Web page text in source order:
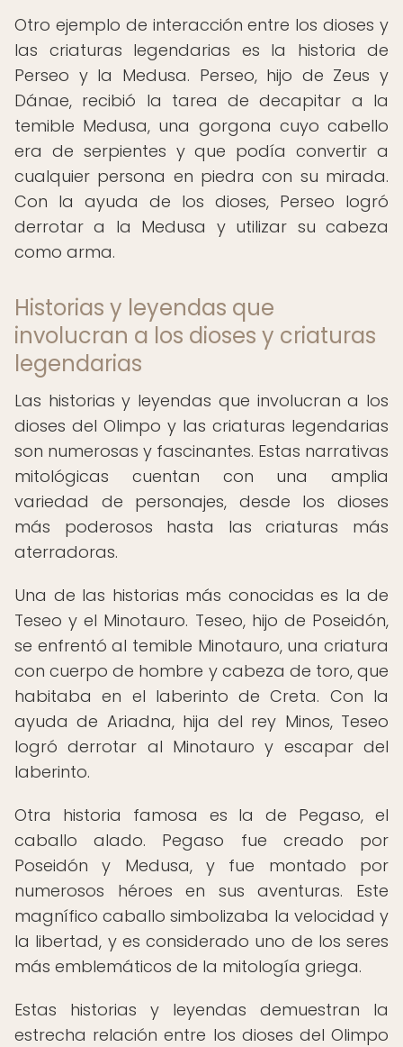
Otro ejemplo de interacción entre los dioses y
las criaturas legendarias es la historia de
Perseo y la Medusa. Perseo, hijo de Zeus y
Dánae, recibió la tarea de decapitar a la
temible Medusa, una gorgona cuyo cabello
era de serpientes y que podía convertir a
cualquier persona en piedra con su mirada.
Con la ayuda de los dioses, Perseo logró
derrotar a la Medusa y utilizar su cabeza
como arma.
Historias y leyendas que
involucran a los dioses y criaturas
legendarias
Las historias y leyendas que involucran a los
dioses del Olimpo y las criaturas legendarias
son numerosas y fascinantes. Estas narrativas
mitológicas cuentan con una amplia
variedad de personajes, desde los dioses
más poderosos hasta las criaturas más
aterradoras.
Una de las historias más conocidas es la de
Teseo y el Minotauro. Teseo, hijo de Poseidón,
se enfrentó al temible Minotauro, una criatura
con cuerpo de hombre y cabeza de toro, que
habitaba en el laberinto de Creta. Con la
ayuda de Ariadna, hija del rey Minos, Teseo
logró derrotar al Minotauro y escapar del
laberinto.
Otra historia famosa es la de Pegaso, el
caballo alado. Pegaso fue creado por
Poseidón y Medusa, y fue montado por
numerosos héroes en sus aventuras. Este
magnífico caballo simbolizaba la velocidad y
la libertad, y es considerado uno de los seres
más emblemáticos de la mitología griega.
Estas historias y leyendas demuestran la
estrecha relación entre los dioses del Olimpo